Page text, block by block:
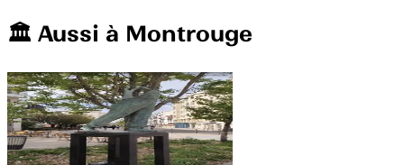
🏛️️ Aussi à Montrouge